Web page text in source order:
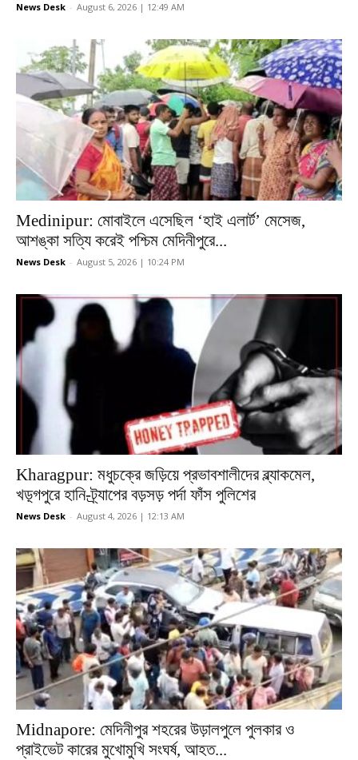
News Desk - August 6, 2026 | 12:49 AM
Medinipur: মোবাইলে এসেছিল ‘হাই এলার্ট’ মেসেজ,
আশঙ্কা সত্যি করেই পশ্চিম মেদিনীপুরে...
News Desk - August 5, 2026 | 10:24 PM
Kharagpur: মধুচক্রে জড়িয়ে প্রভাবশালীদের ব্ল্যাকমেল,
খড়্গপুরে হানি-ট্র্যাপের বড়সড় পর্দা ফাঁস পুলিশের
News Desk - August 4, 2026 | 12:13 AM
Midnapore: মেদিনীপুর শহরের উড়ালপুলে পুলকার ও
প্রাইভেট কারের মুখোমুখি সংঘর্ষ, আহত...